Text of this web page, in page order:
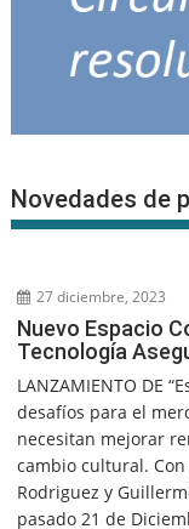
Novedades de
27 diciembre, 2023
Nuevo Espacio
Tecnología
LANZAMIENTO DE
desafíos para el
necesitan mejorar
cambio cultural.
Rodriguez y
pasado 21 de